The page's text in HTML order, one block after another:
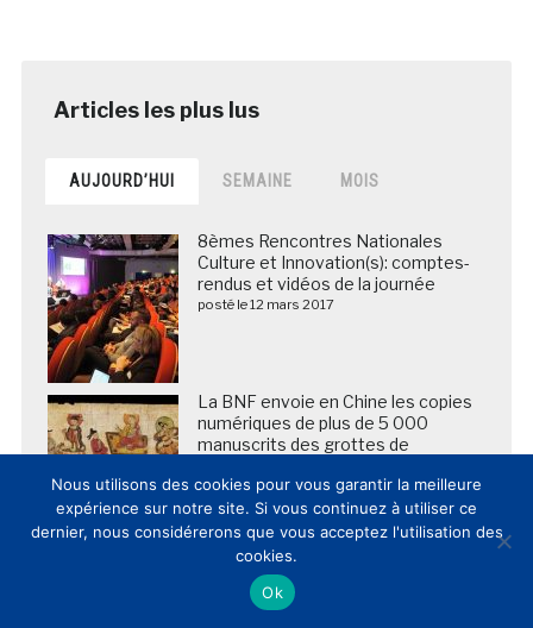
AUJOURD’HUI SEMAINE MOIS
8èmes Rencontres Nationales
Culture et Innovation(s): comptes-
rendus et vidéos de la journée
posté le 12 mars 2017
La BNF envoie en Chine les copies
numériques de plus de 5 000
manuscrits des grottes de
posté le 25 mars 2018
DOSSIER / Les lieux de patrimoine
français publient et commentent
leur fréquentation 2024
Nous utilisons des cookies pour vous garantir la meilleure
expérience sur notre site. Si vous continuez à utiliser ce
dernier, nous considérerons que vous acceptez l'utilisation des
cookies.
Ok